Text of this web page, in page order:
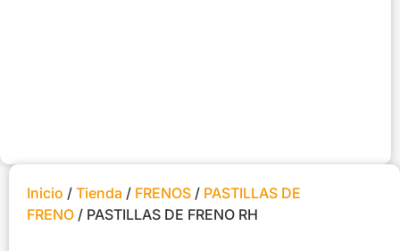
Inicio / Tienda / FRENOS / PASTILLAS DE
FRENO / PASTILLAS DE FRENO RH